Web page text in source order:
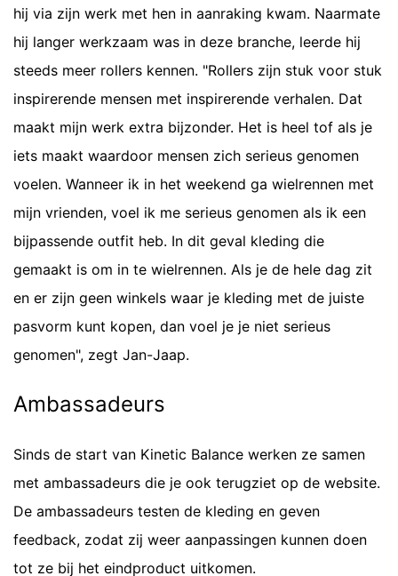
hij via zijn werk met hen in aanraking kwam. Naarmate
hij langer werkzaam was in deze branche, leerde hij
steeds meer rollers kennen. "Rollers zijn stuk voor stuk
inspirerende mensen met inspirerende verhalen. Dat
maakt mijn werk extra bijzonder. Het is heel tof als je
iets maakt waardoor mensen zich serieus genomen
voelen. Wanneer ik in het weekend ga wielrennen met
mijn vrienden, voel ik me serieus genomen als ik een
bijpassende outfit heb. In dit geval kleding die
gemaakt is om in te wielrennen. Als je de hele dag zit
en er zijn geen winkels waar je kleding met de juiste
pasvorm kunt kopen, dan voel je je niet serieus
genomen", zegt Jan-Jaap.
Ambassadeurs
Sinds de start van Kinetic Balance werken ze samen
met ambassadeurs die je ook terugziet op de website.
De ambassadeurs testen de kleding en geven
feedback, zodat zij weer aanpassingen kunnen doen
tot ze bij het eindproduct uitkomen.